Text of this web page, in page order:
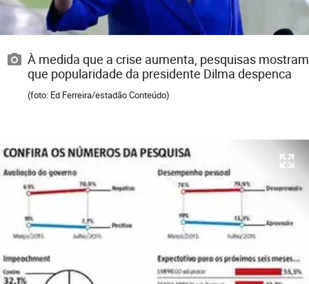
À medida que a crise aumenta, pesquisas mostram
que popularidade da presidente Dilma despenca
(foto: Ed Ferreira/estadão Conteúdo)